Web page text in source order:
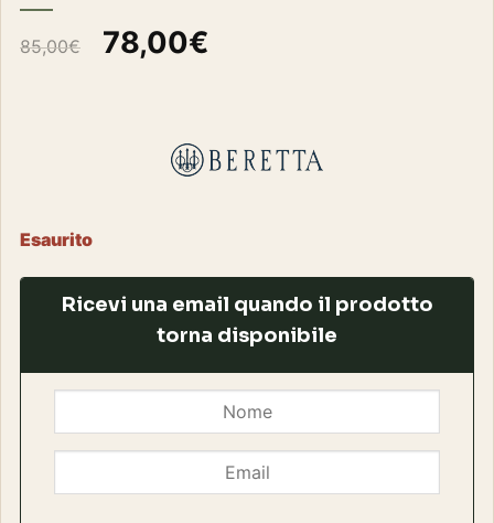
85,00€
Il
85,00€.
78,00€
78,00€.
Esaurito
Ricevi una email quando il prodotto
torna disponibile